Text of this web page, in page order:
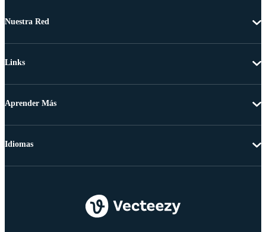
Nuestra Red
Links
Aprender Más
Idiomas